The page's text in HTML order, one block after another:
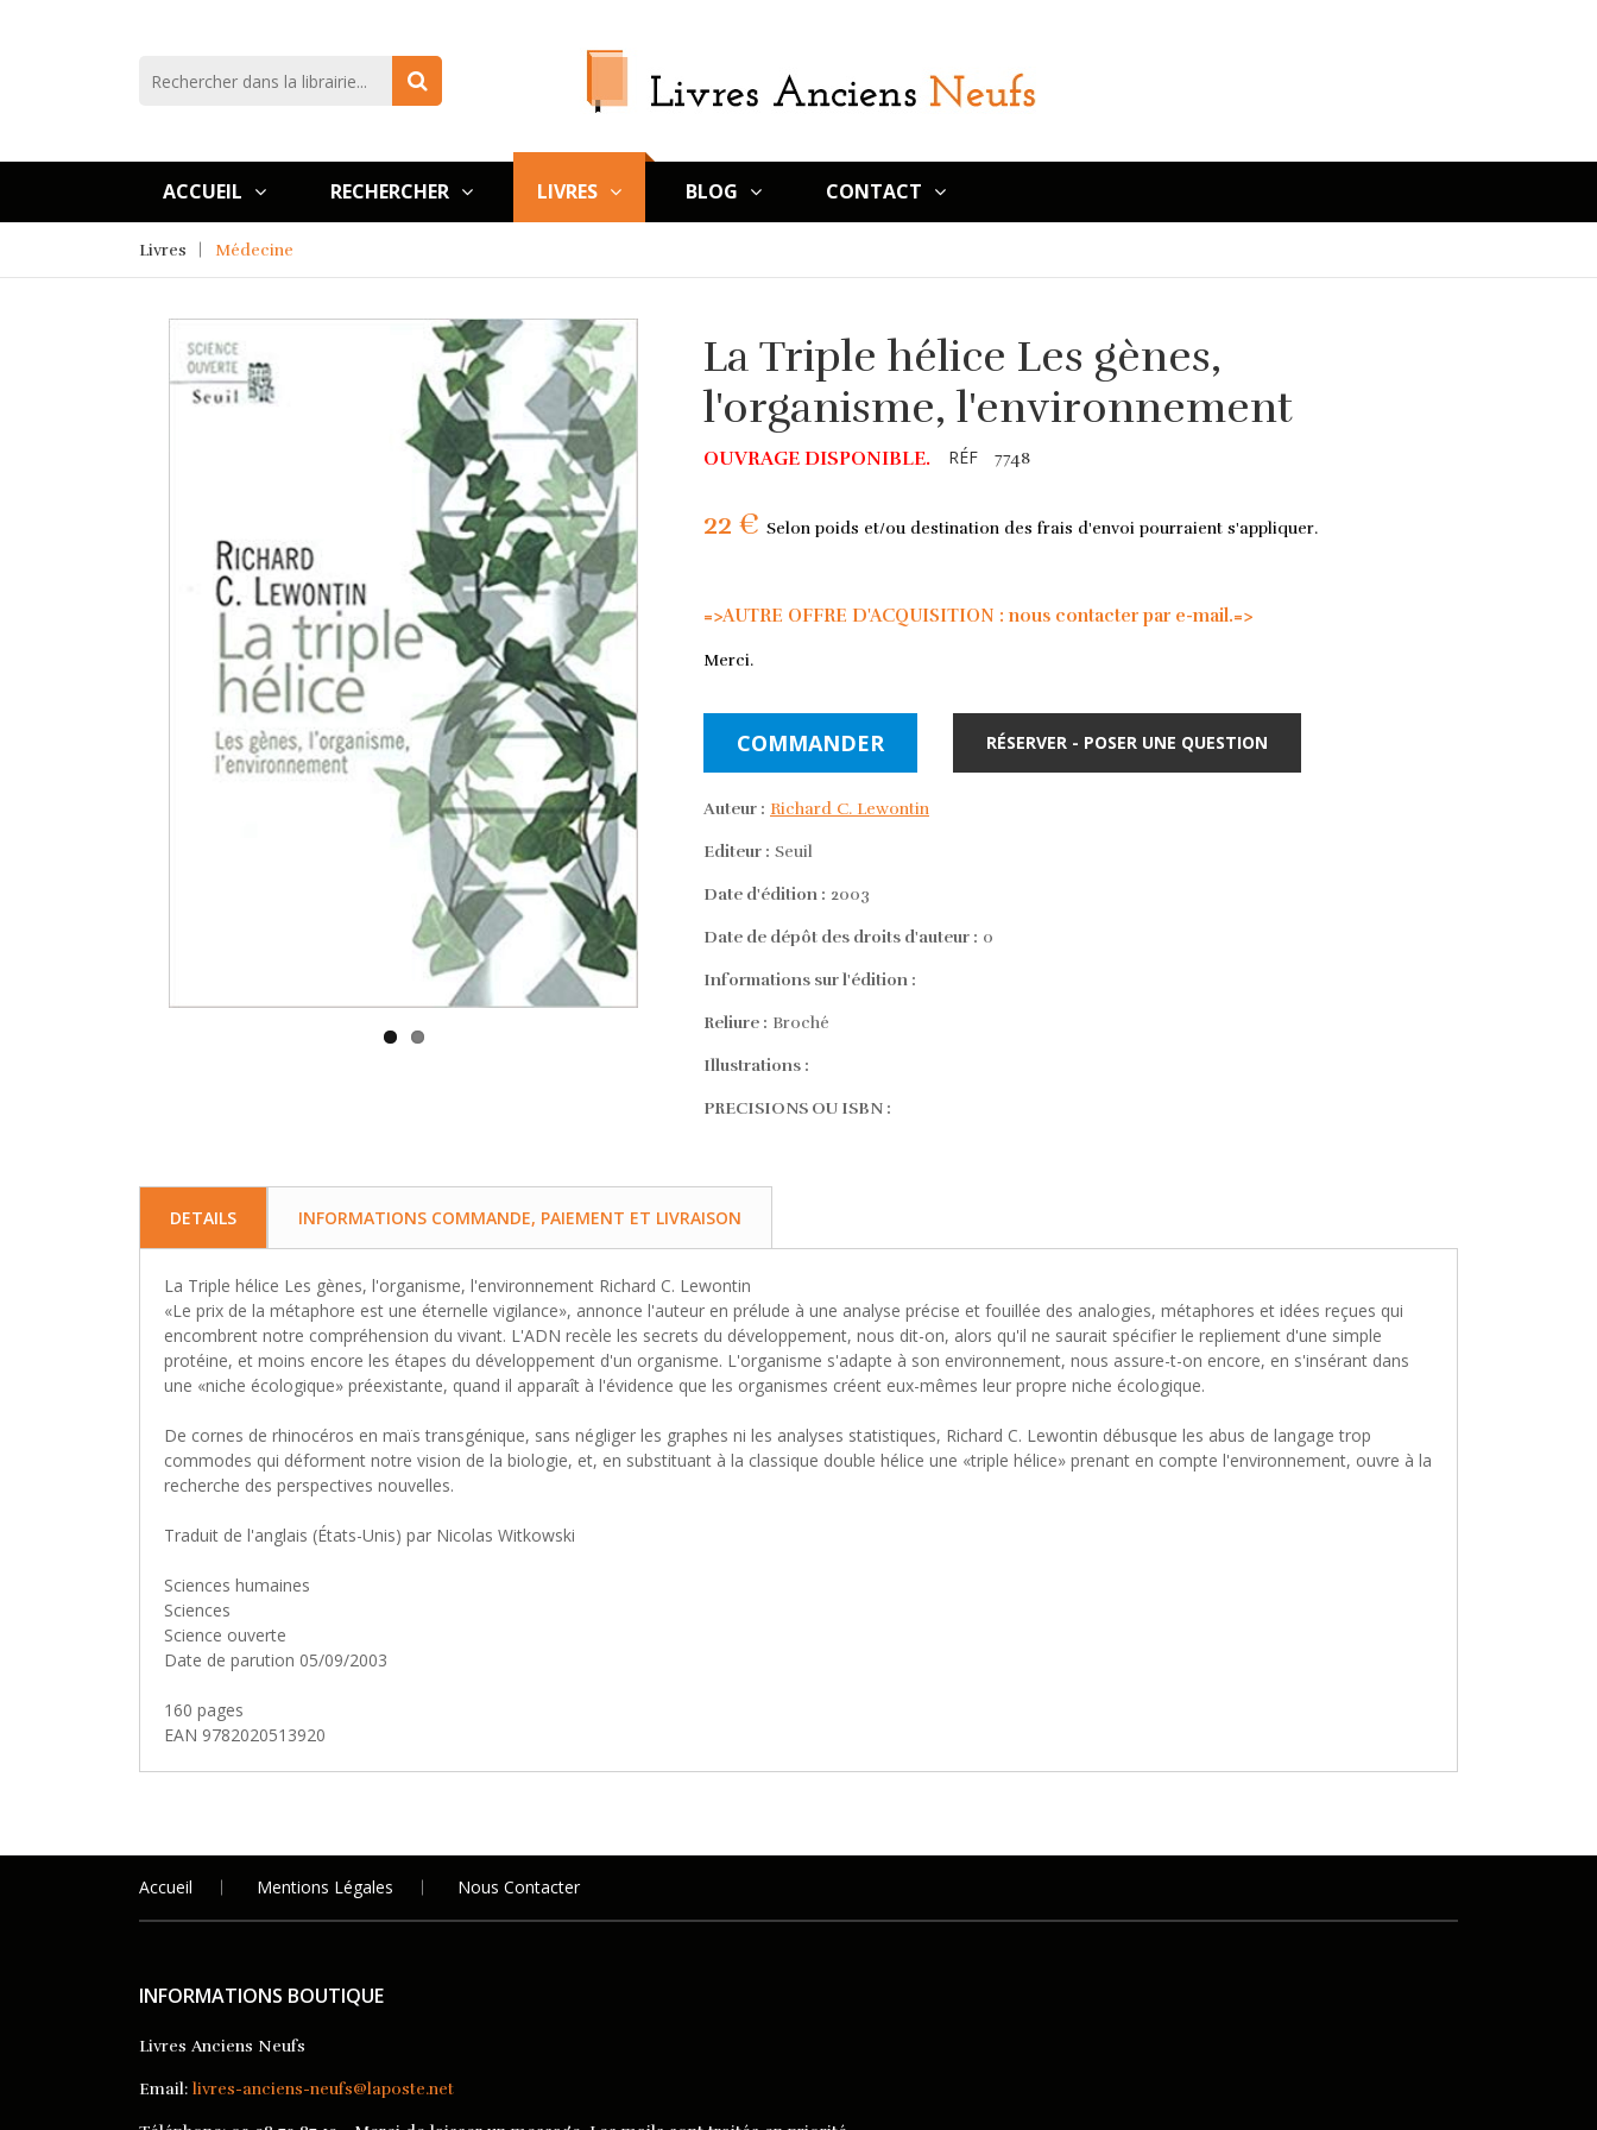
ACCUEIL RECHERCHER LIVRES BLOG CONTACT
Livres Médecine
La Triple hélice Les gènes,
l'organisme, l'environnement
OUVRAGE DISPONIBLE. RÉF 7748
22 € Selon poids et/ou destination des frais d'envoi pourraient s'appliquer.
=>AUTRE OFFRE D'ACQUISITION : nous contacter par e-mail.=>
Merci.
COMMANDER RÉSERVER - POSER UNE QUESTION
Auteur : Richard C. Lewontin
Editeur : Seuil
Date d'édition : 2003
Date de dépôt des droits d'auteur : 0
Informations sur l'édition :
Reliure : Broché
Illustrations :
PRECISIONS OU ISBN :
DETAILS INFORMATIONS COMMANDE, PAIEMENT ET LIVRAISON
La Triple hélice Les gènes, l'organisme, l'environnement Richard C. Lewontin
«Le prix de la métaphore est une éternelle vigilance», annonce l'auteur en prélude à une analyse précise et fouillée des analogies, métaphores et idées reçues qui
encombrent notre compréhension du vivant. L'ADN recèle les secrets du développement, nous dit-on, alors qu'il ne saurait spécifier le repliement d'une simple
protéine, et moins encore les étapes du développement d'un organisme. L'organisme s'adapte à son environnement, nous assure-t-on encore, en s'insérant dans
une «niche écologique» préexistante, quand il apparaît à l'évidence que les organismes créent eux-mêmes leur propre niche écologique.
De cornes de rhinocéros en maïs transgénique, sans négliger les graphes ni les analyses statistiques, Richard C. Lewontin débusque les abus de langage trop
commodes qui déforment notre vision de la biologie, et, en substituant à la classique double hélice une «triple hélice» prenant en compte l'environnement, ouvre à la
recherche des perspectives nouvelles.
Traduit de l'anglais (États-Unis) par Nicolas Witkowski
Sciences humaines
Sciences
Science ouverte
Date de parution 05/09/2003
160 pages
EAN 9782020513920
Accueil Mentions Légales Nous Contacter
INFORMATIONS BOUTIQUE
Livres Anciens Neufs
Email: livres-anciens-neufs@laposte.net